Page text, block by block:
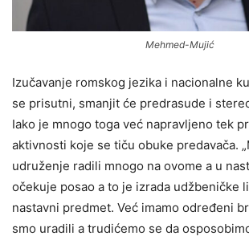
Mehmed-Mujić
Izučavanje romskog jezika i nacionalne
se prisutni, smanjit će predrasude i
Iako je mnogo toga već napravljeno tek
aktivnosti koje se tiču obuke predavača.
udruženje radili mnogo na ovome a u
očekuje posao a to je izrada udžbeničke
nastavni predmet. Već imamo određeni
smo uradili a trudićemo se da